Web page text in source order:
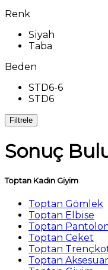
Renk
Siyah
Taba
Beden
STD6-6
STD6
Filtrele
Sonuç
Toptan Kadın Giyim
Toptan Gömlek
Toptan Elbise
Toptan
Toptan Ceket
Toptan
Toptan